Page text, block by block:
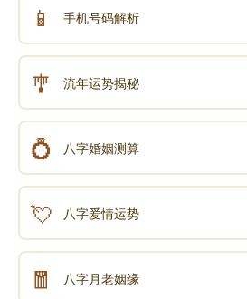
📱 手机号码解析
🎐 流年运势揭秘
💍 八字婚姻测算
💘 八字爱情运势
🧧 八字月老姻缘